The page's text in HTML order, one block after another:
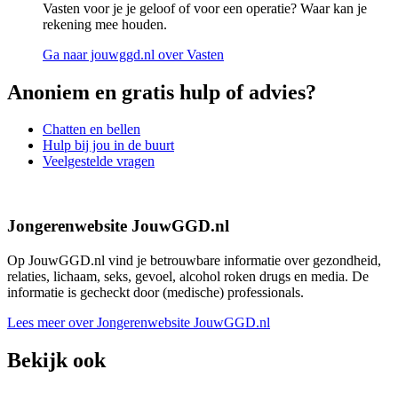
Vasten voor je je geloof of voor een operatie? Waar kan je
rekening mee houden.
Ga naar jouwggd.nl over Vasten
Anoniem en gratis hulp of advies?
Chatten en bellen
Hulp bij jou in de buurt
Veelgestelde vragen
Jongerenwebsite JouwGGD.nl
Op JouwGGD.nl vind je betrouwbare informatie over gezondheid,
relaties, lichaam, seks, gevoel, alcohol roken drugs en media. De
informatie is gecheckt door (medische) professionals.
Lees meer over Jongerenwebsite JouwGGD.nl
Bekijk ook